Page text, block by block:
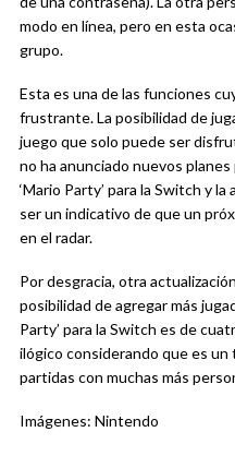
modo en línea, pero en esta
grupo.
Esta es una de las funciones
frustrante. La posibilidad de
juego que solo puede ser
no ha anunciado nuevos
‘Mario Party’ para la Switch y
ser un indicativo de que un
en el radar.
Por desgracia, otra
posibilidad de agregar más
Party’ para la Switch es de
ilógico considerando que es
partidas con muchas más
Imágenes: Nintendo